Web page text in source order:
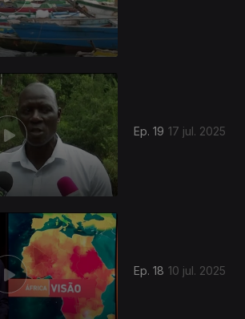
Ep. 19 17 jul. 2025
Ep. 18 10 jul. 2025